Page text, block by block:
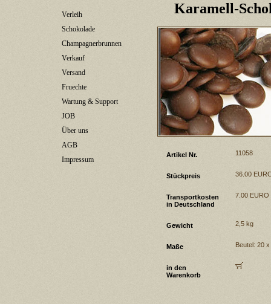
Verleih
Schokolade
Champagnerbrunnen
Verkauf
Versand
Fruechte
Wartung & Support
JOB
Über uns
AGB
Impressum
Karamell-
Artikel Nr. 11058
Stückpreis 36.00
Transportkosten
in Deutschland
7.00 EURO
Gewicht 2,5 kg
Maße Beutel: 20
in den
Warenkorb